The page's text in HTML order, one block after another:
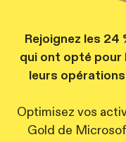
Rejoignez les 24
qui ont opté pour
leurs
Optimisez vos
Gold de